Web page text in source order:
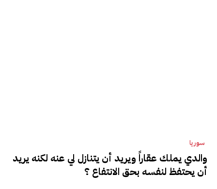
سوريا
والدي يملك عقاراً ويريد أن يتنازل لي عنه لكنه يريد
أن يحتفظ لنفسه بحق الانتفاع ؟